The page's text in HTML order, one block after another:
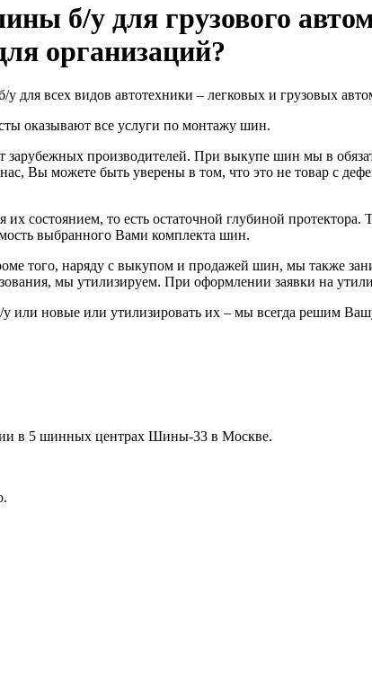
б/у для грузового
организаций?
всех видов автотехники – легковых и грузовых
оказывают все услуги по монтажу шин.
производителей. При выкупе шин мы в
Вы можете быть уверены в том, что это не товар с
состоянием, то есть остаточной глубиной
выбранного Вами комплекта шин.
того, наряду с выкупом и продажей шин, мы также
мы утилизируем. При оформлении заявки на
или новые или утилизировать их – мы всегда решим
в 5 шинных центрах Шины-33 в Москве.